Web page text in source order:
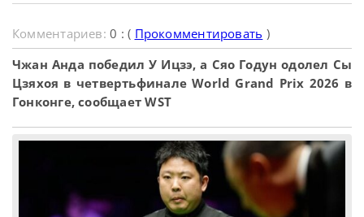
Комментариев:0 : ( Прокомментировать )
Чжан Анда победил У Ицзэ, а Сяо Годун одолел Сы
Цзяхоя в четвертьфинале World Grand Prix 2026 в
Гонконге, сообщает WST